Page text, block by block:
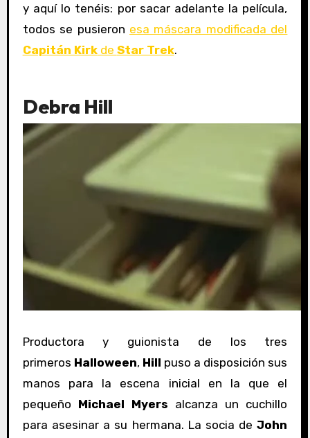
y aquí lo tenéis: por sacar adelante la película,
todos se pusieron esa máscara modificada del
Capitán Kirkde Star Trek.
Debra Hill
Productora y guionista de los tres
primeros Halloween, Hill puso a disposición sus
manos para la escena inicial en la que el
pequeño Michael Myers alcanza un cuchillo
para asesinar a su hermana. La socia deJohn